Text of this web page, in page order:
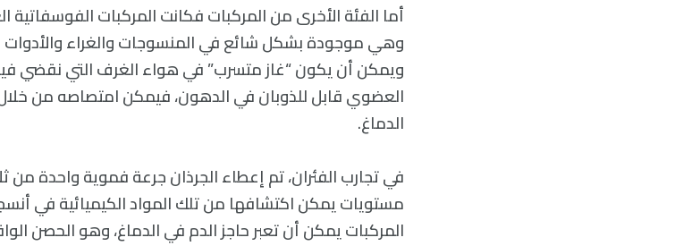
أما الفئة الأخرى من المركبات فكانت المركبات
وهي موجودة بشكل شائع في المنسوجات والغراء والأدوات
ويمكن أن يكون “غاز متسرب” في هواء الغرف التي نقضي
العضوي قابل للذوبان في الدهون، فيمكن امتصاصه من
الدماغ.
في تجارب الفئران، تم إعطاء الجرذان جرعة فموية واحدة من
مستويات يمكن اكتشافها من تلك المواد الكيميائية في
المركبات يمكن أن تعبر حاجز الدم في الدماغ، وهو الحصن